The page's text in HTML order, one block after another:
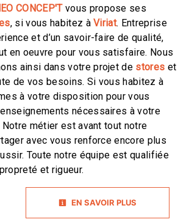
CONCEP'Tvous propose ses
, si vous habitez àViriat. Entreprise
et d’un savoir-faire de qualité,
en oeuvre pour vous satisfaire. Nous
ainsi dans votre projet de stores et
de vos besoins. Si vous habitez à
à votre disposition pour vous
nécessaires à votre
Notre métier est avant tout notre
avec vous renforce encore plus
Toute notre équipe est qualifiée
et rigueur.
EN SAVOIR PLUS